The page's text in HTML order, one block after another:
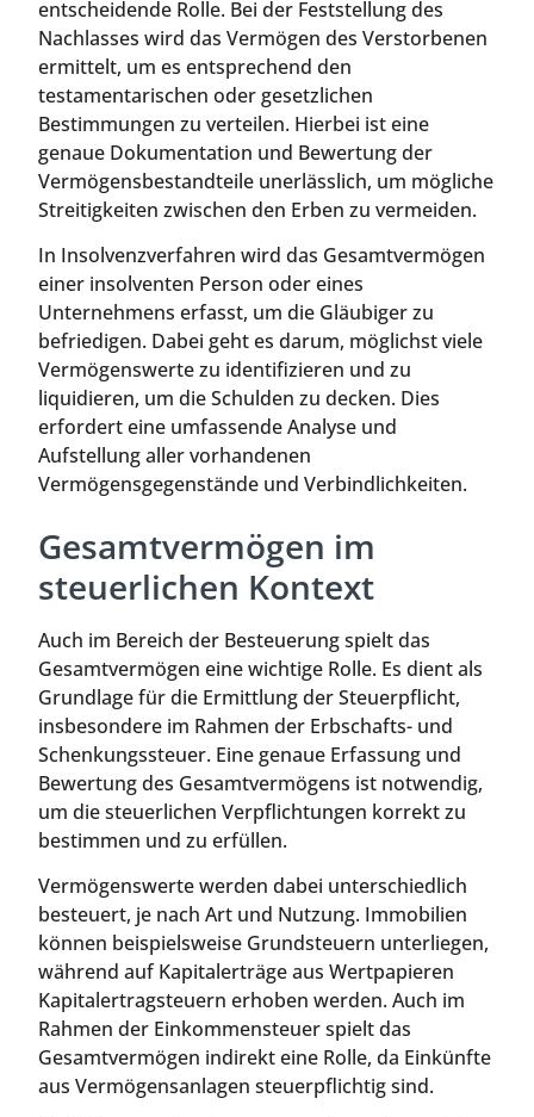
entscheidende Rolle. Bei der Feststellung des
Nachlasses wird das Vermögen des Verstorbenen
ermittelt, um es entsprechend den
testamentarischen oder gesetzlichen
Bestimmungen zu verteilen. Hierbei ist eine
genaue Dokumentation und Bewertung der
Vermögensbestandteile unerlässlich, um mögliche
Streitigkeiten zwischen den Erben zu vermeiden.
In Insolvenzverfahren wird das Gesamtvermögen
einer insolventen Person oder eines
Unternehmens erfasst, um die Gläubiger zu
befriedigen. Dabei geht es darum, möglichst viele
Vermögenswerte zu identifizieren und zu
liquidieren, um die Schulden zu decken. Dies
erfordert eine umfassende Analyse und
Aufstellung aller vorhandenen
Vermögensgegenstände und Verbindlichkeiten.
Gesamtvermögen im
steuerlichen Kontext
Auch im Bereich der Besteuerung spielt das
Gesamtvermögen eine wichtige Rolle. Es dient als
Grundlage für die Ermittlung der Steuerpflicht,
insbesondere im Rahmen der Erbschafts- und
Schenkungssteuer. Eine genaue Erfassung und
Bewertung des Gesamtvermögens ist notwendig,
um die steuerlichen Verpflichtungen korrekt zu
bestimmen und zu erfüllen.
Vermögenswerte werden dabei unterschiedlich
besteuert, je nach Art und Nutzung. Immobilien
können beispielsweise Grundsteuern unterliegen,
während auf Kapitalerträge aus Wertpapieren
Kapitalertragsteuern erhoben werden. Auch im
Rahmen der Einkommensteuer spielt das
Gesamtvermögen indirekt eine Rolle, da Einkünfte
aus Vermögensanlagen steuerpflichtig sind.